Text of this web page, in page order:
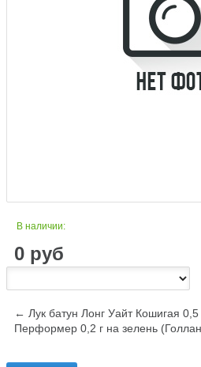
В наличии:
0 руб
← Лук батун Лонг Уайт Кошигая 0,5
Перформер 0,2 г на зелень